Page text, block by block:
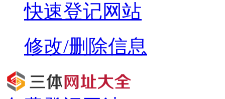
快速登记网站
修改/删除信息